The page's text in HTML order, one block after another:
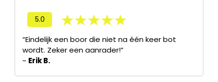
5.0
“Eindelijk een boor die niet na één keer bot
wordt. Zeker een aanrader!”
~ Erik B.